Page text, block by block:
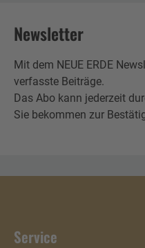
Newsletter
Mit dem NEUE ERDE
verfasste Beiträge.
Das Abo kann jederzeit
Sie bekommen zur
Service